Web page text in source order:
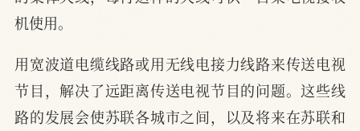
机使用。
用宽波道电缆线路或用无线电接力线路来传送电视
节目，解决了远距离传送电视节目的问题。这些线
路的发展会使苏联各城市之间，以及将来在苏联和